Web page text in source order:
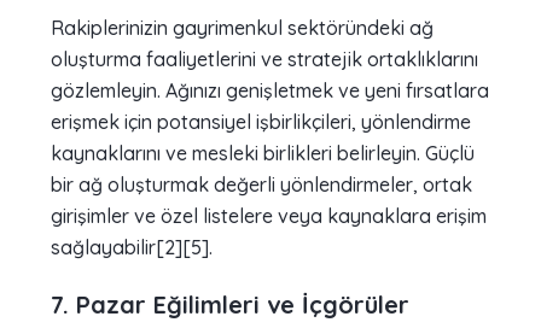
Rakiplerinizin gayrimenkul sektöründeki ağ
oluşturma faaliyetlerini ve stratejik ortaklıklarını
gözlemleyin. Ağınızı genişletmek ve yeni fırsatlara
erişmek için potansiyel işbirlikçileri, yönlendirme
kaynaklarını ve mesleki birlikleri belirleyin. Güçlü
bir ağ oluşturmak değerli yönlendirmeler, ortak
girişimler ve özel listelere veya kaynaklara erişim
sağlayabilir[2][5].
7. Pazar Eğilimleri ve İçgörüler